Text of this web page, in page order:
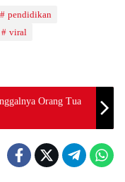
pendidikan
viral
Orang Tua